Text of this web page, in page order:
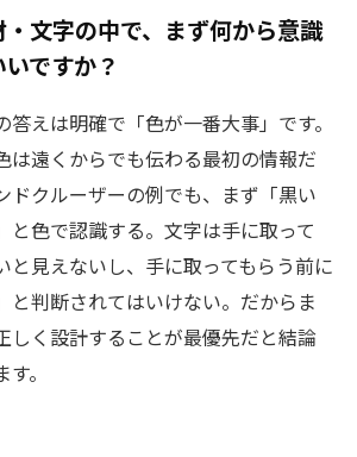
文字の中で、まず何から意識
ですか？
答えは明確で「色が一番大事」です。
は遠くからでも伝わる最初の情報だ
ドクルーザーの例でも、まず「黒い
と色で認識する。文字は手に取って
と見えないし、手に取ってもらう前に
と判断されてはいけない。だからま
しく設計することが最優先だと結論
。